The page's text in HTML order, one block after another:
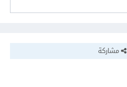
مشاركة